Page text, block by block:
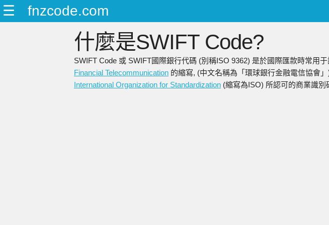
☰ fnzcode.com
什麼是SWIFT Code?
SWIFT Code 或 SWIFT國際銀行代碼 (別稱ISO 9362) 是於國際匯款時常用
Financial Telecommunication 的縮寫, (中文名稱為「環球銀行金融電信協會
International Organization for Standardization (縮寫為ISO) 所認可的商業識別